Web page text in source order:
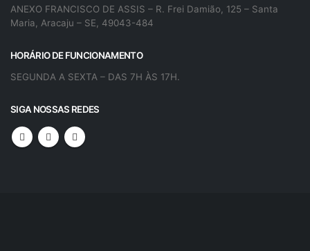
ANEXO FRANCISCO DE ASSIS – R. Frei Damião, 125 – Santa
Maria, Aracaju – SE, 49043-484
HORÁRIO DE FUNCIONAMENTO
SEGUNDA A SEXTA – DAS 7H ÀS 17H.
SIGA NOSSAS REDES